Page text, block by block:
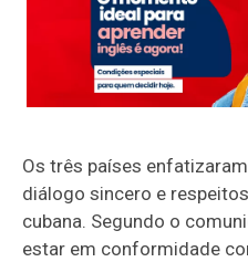
Os três países
diálogo sincero e
cubana. Segundo o
estar em conformidade